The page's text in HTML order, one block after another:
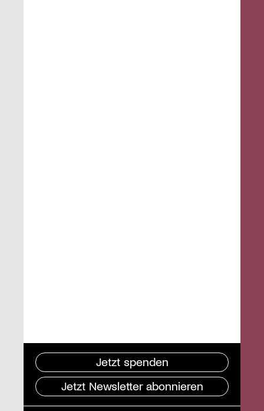
Jetzt spenden
Jetzt Newsletter abonnieren